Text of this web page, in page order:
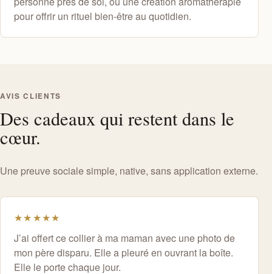
pour offrir un rituel bien-être au quotidien.
AVIS CLIENTS
Des cadeaux qui restent dans le
cœur.
Une preuve sociale simple, native, sans application externe.
★★★★★
J’ai offert ce collier à ma maman avec une photo de
mon père disparu. Elle a pleuré en ouvrant la boîte.
Elle le porte chaque jour.